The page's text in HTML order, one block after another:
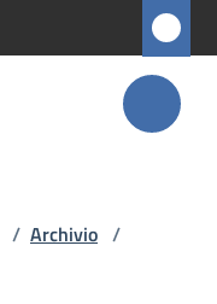
/ Archivio /